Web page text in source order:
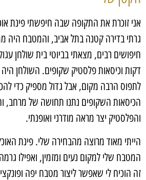
אני זוכרת את התקופה שבה חיפשתי פינת
גרתי בדירה קטנה בתל אביב, והמטבח היה
חיפושים רבים, מצאתי בביוטי בית שולחן
דקות וכיסאות פלסטיק שקופים. השולחן
לתפוס הרבה מקום, אבל גדול מספיק כדי
הכיסאות השקופים נתנו תחושה של מרחב,
והפלסטיק יצר מראה מודרני ואופנתי.
הייתי מאוד מרוצה מהבחירה שלי. פינת
המטבח שלי למקום נעים ומזמין, ואפילו
זה הוכיח לי שאפשר ליצור מטבח יפה